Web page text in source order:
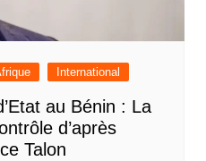
International
au Bénin : La
d’après
Talon